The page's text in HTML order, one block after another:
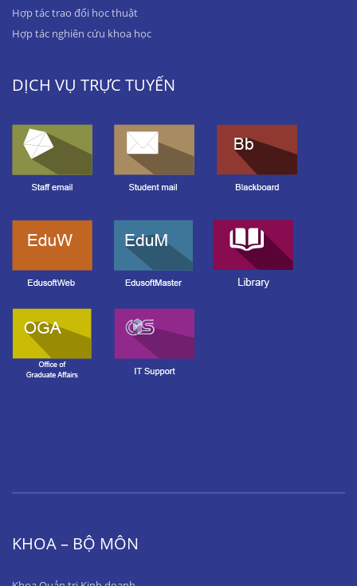
Hợp tác trao đổi học thuật
Hợp tác nghiên cứu khoa học
DỊCH VỤ TRỰC TUYẾN
KHOA – BỘ MÔN